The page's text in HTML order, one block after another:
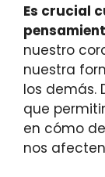
Es crucial
nuestro
nuestra
los demás.
que
en cómo
nos